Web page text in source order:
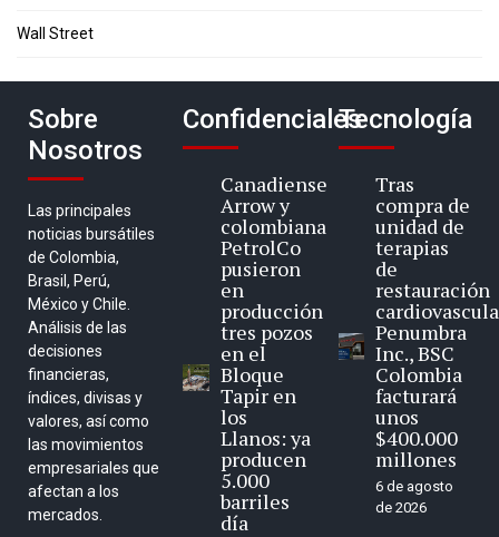
Wall Street
Sobre
Nosotros
Las principales
noticias bursátiles
de Colombia,
Brasil, Perú,
México y Chile.
Análisis de las
decisiones
financieras,
índices, divisas y
valores, así como
las movimientos
empresariales que
afectan a los
mercados.
Confidenciales
Canadiense
Arrow y
colombiana
PetrolCo
pusieron
en
producción
tres pozos
en el
Bloque
Tapir en
los
Llanos: ya
producen
5.000
barriles
día
Tecnología
Tras
compra de
unidad de
terapias
de
restauración
Penumbra
Inc., BSC
Colombia
facturará
unos
$400.000
millones
6 de agosto
de 2026